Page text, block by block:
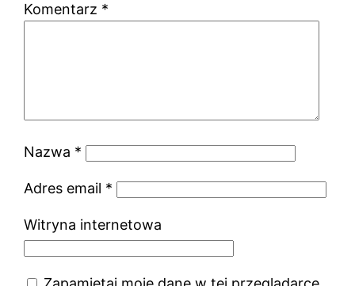
Komentarz *
Nazwa *
Adres email *
Witryna internetowa